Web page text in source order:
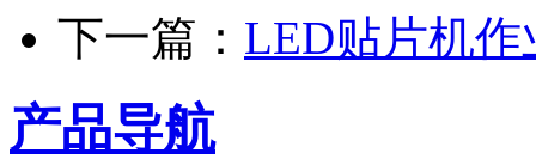
下一篇： LED贴片机作
产品导航